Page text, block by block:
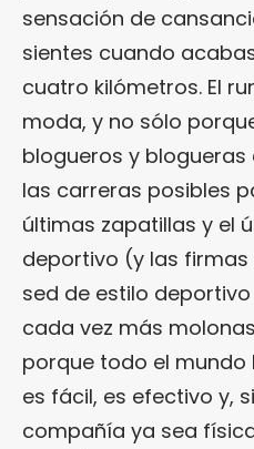
sensación de
sientes cuando
cuatro kilómetros. El
moda, y no sólo
blogueros y
las carreras posibles
últimas zapatillas y el
deportivo (y las
sed de estilo
cada vez más
porque todo el
es fácil, es efectivo y,
compañía ya sea